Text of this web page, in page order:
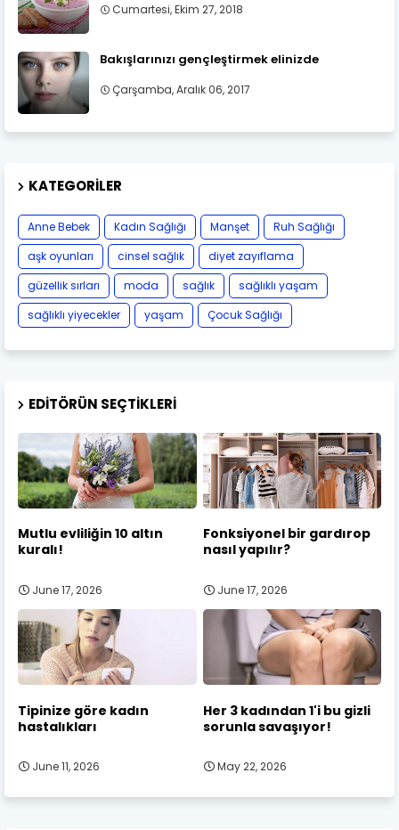
Cumartesi, Ekim 27, 2018
Bakışlarınızı gençleştirmek elinizde
Çarşamba, Aralık 06, 2017
KATEGORILER
Anne Bebek Kadın Sağlığı Manşet
Ruh Sağlığı
aşk oyunları
cinsel sağlık
diyet zayıflama
güzellik sırları
moda sağlık
sağlıklı yaşam
sağlıklı yiyecekler
yaşam Çocuk Sağlığı
EDITÖRÜN SEÇTIKLERI
Mutlu evliliğin 10 altın
kuralı!
June 17, 2026
Fonksiyonel bir gardırop
nasıl yapılır?
June 17, 2026
Tipinize göre kadın
hastalıkları
June 11, 2026
Her 3 kadından 1'i bu gizli
sorunla savaşıyor!
May 22, 2026